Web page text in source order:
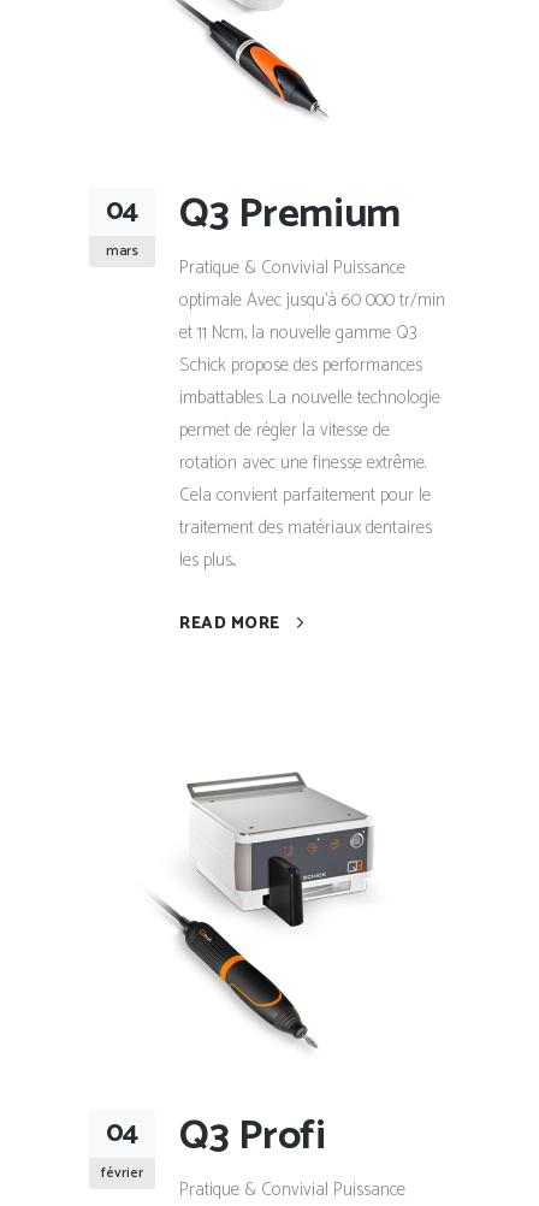
04
mars
Q3 Premium
Pratique & Convivial Puissance
optimale Avec jusqu'à 60 000 tr/min
et 11 Ncm, la nouvelle gamme Q3
Schick propose des performances
imbattables. La nouvelle technologie
permet de régler la vitesse de
rotation avec une finesse extrême.
Cela convient parfaitement pour le
traitement des matériaux dentaires
les plus...
READ MORE
04
février
Q3 Profi
Pratique & Convivial Puissance